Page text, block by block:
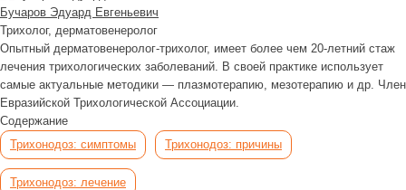
Бучаров Эдуард Евгеньевич
Трихолог, дерматовенеролог
Опытный дерматовенеролог-трихолог, имеет более чем 20-летний стаж
лечения трихологических заболеваний. В своей практике использует
самые актуальные методики — плазмотерапию, мезотерапию и др. Член
Евразийской Трихологической Ассоциации.
Содержание
Трихонодоз: симптомы
Трихонодоз: причины
Трихонодоз: лечение